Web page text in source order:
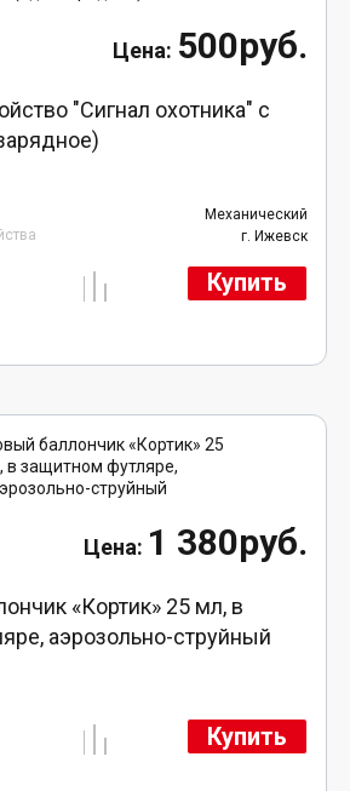
500руб.
"Сигнал охотника" с
Механический
г. Ижевск
Купить
1 380руб.
«Кортик» 25 мл, в
аэрозольно-струйный
Купить